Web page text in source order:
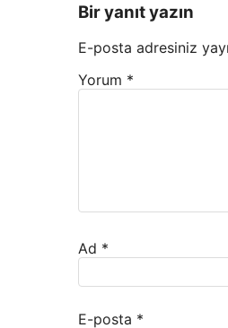
Bir yanıt yazın
E-posta adresiniz
Yorum *
Ad *
E-posta *